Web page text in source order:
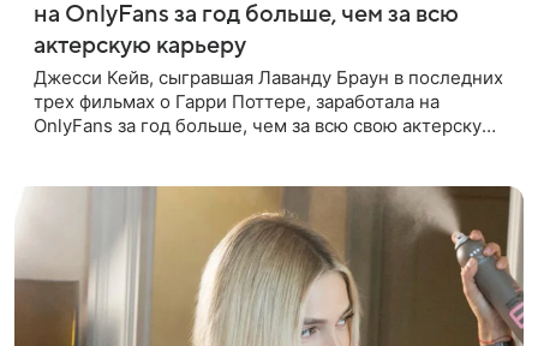
на OnlyFans за год больше, чем за всю
актерскую карьеру
Джесси Кейв, сыгравшая Лаванду Браун в последних
трех фильмах о Гарри Поттере, заработала на
OnlyFans за год больше, чем за всю свою актерскую